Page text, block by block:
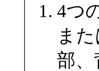
4つ
ま
部、